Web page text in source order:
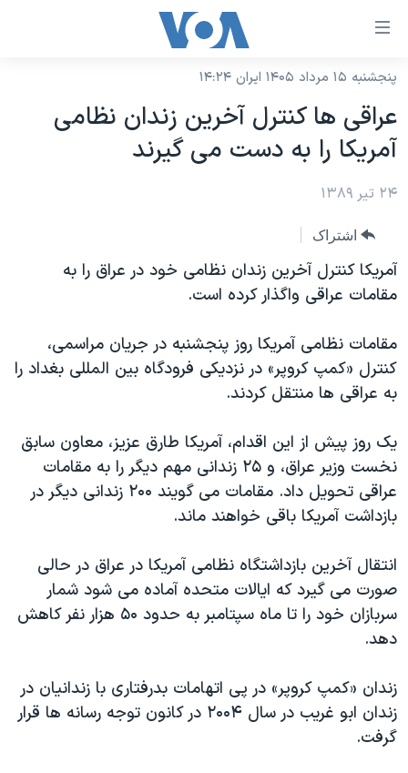
لینکهای
دسترسی
جهش
به
محتوای
اصلی
صفحه
اصلی
جهش
جستجو
نسخه سبک وب‌سایت
موضوع ها
ایران
آمریکا
جهان
ورزشی
ویژه برنامه‌ها
ویدیوها
حقوق شهروندی
اقتصادی
علم و فناوری
اسرائیل در جنگ
گالری عکس
آرشیو پخش زنده
برنامه های تلویزیونی
جدول برنامه ها
صفحه‌های ویژه
جام جهانی ۲۰۲۶
۲۵۰سالگی آمریکا
بایگانی برنامه‌های تلویزیونی
انتخابات ریاست جمهوری آمریکا ۲۰۲۴
حمله جمهوری اسلامی به اسرائیل
رمز مهسا
ورزش زنان در ایران
اعتراضات زن، زندگی، آزادی
مجموعه مستندهای دادخواهی
دادگاه حمید نوری
چهل سال گروگان‌گیری
فرکانس‌های صدای آمریکا
یادگیری زبان انگلیسی
پنجشنبه ۱۵ مرداد ۱۴۰۵ ایران ۱۴:۲۴
عراقی ها کنترل آخرین زندان نظامی
آمریکا را به دست می گیرند
۲۴ تیر ۱۳۸۹
اشتراک
آمریکا کنترل آخرین زندان نظامی خود در عراق را به
مقامات عراقی واگذار کرده است.
مقامات نظامی آمریکا روز پنجشنبه در جریان مراسمی،
کنترل «کمپ کروپر» در نزدیکی فرودگاه بین المللی بغداد را
به عراقی ها منتقل کردند.
یک روز پیش از این اقدام، آمریکا طارق عزیز، معاون سابق
نخست وزیر عراق، و ۲۵ زندانی مهم دیگر را به مقامات
عراقی تحویل داد. مقامات می گویند ۲۰۰ زندانی دیگر در
بازداشت آمریکا باقی خواهند ماند.
انتقال آخرین بازداشتگاه نظامی آمریکا در عراق در حالی
صورت می گیرد که ایالات متحده آماده می شود شمار
سربازان خود را تا ماه سپتامبر به حدود ۵۰ هزار نفر کاهش
دهد.
زندان «کمپ کروپر» در پی اتهامات بدرفتاری با زندانیان در
زندان ابو غریب در سال ۲۰۰۴ در کانون توجه رسانه ها قرار
گرفت.